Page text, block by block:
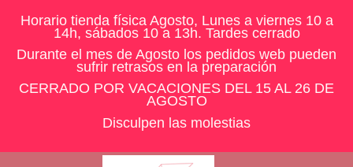
Horario tienda física Agosto, Lunes a viernes 10 a
14h, sábados 10 a 13h. Tardes cerrado
Durante el mes de Agosto los pedidos web pueden
sufrir retrasos en la preparación
CERRADO POR VACACIONES DEL 15 AL 26 DE
AGOSTO
Disculpen las molestias